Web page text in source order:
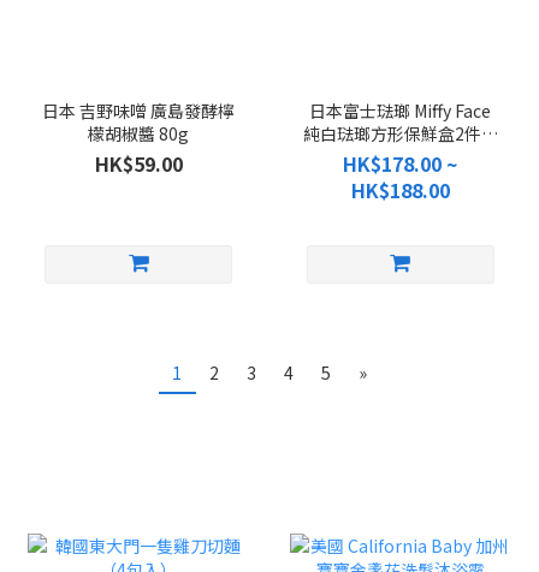
日本 吉野味噌 廣島發酵檸
檬胡椒醬 80g
HK$59.00
日本富士琺瑯 Miffy Face
純白琺瑯方形保鮮盒2件套
裝
HK$178.00 ~
HK$188.00
1 2 3 4 5 »